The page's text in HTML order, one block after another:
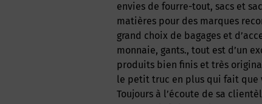
envies de fourre-tout, sacs et
matières pour des marques
grand choix de bagages et
monnaie, gants., tout est d’un
produits bien finis et très
le petit truc en plus qui fait que
Toujours à l’écoute de sa